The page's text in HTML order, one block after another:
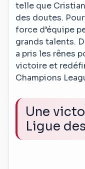
telle que
des doutes.
force d’équipe
grands talents.
a pris les rênes
victoire et
Champions
Une
Ligue